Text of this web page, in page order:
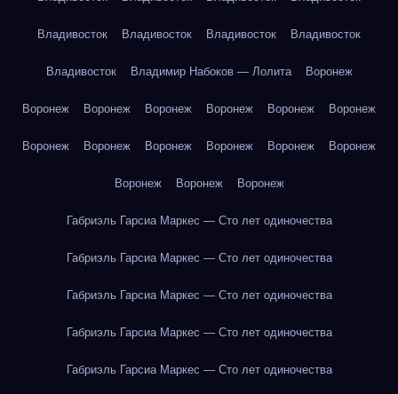
Владивосток Владивосток Владивосток Владивосток
Владивосток Владимир Набоков — Лолита Воронеж
Воронеж Воронеж Воронеж Воронеж Воронеж Воронеж
Воронеж Воронеж Воронеж Воронеж Воронеж Воронеж
Воронеж Воронеж Воронеж
Габриэль Гарсиа Маркес — Сто лет одиночества
Габриэль Гарсиа Маркес — Сто лет одиночества
Габриэль Гарсиа Маркес — Сто лет одиночества
Габриэль Гарсиа Маркес — Сто лет одиночества
Габриэль Гарсиа Маркес — Сто лет одиночества